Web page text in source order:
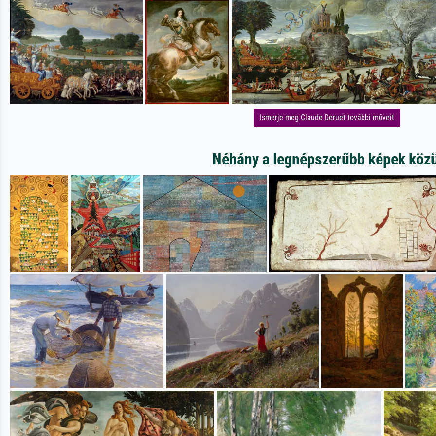
Ismerje meg Claude Deruet további műveit
Néhány a legnépszerűbb képek